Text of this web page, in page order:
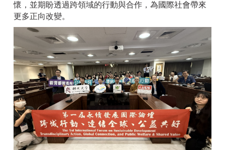
懷，並期盼透過跨領域的行動與合作，為國際社會帶來
更多正向改變。